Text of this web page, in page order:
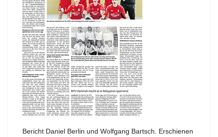
Bericht Daniel Berlin und Wolfgang Bartsch. Erschienen